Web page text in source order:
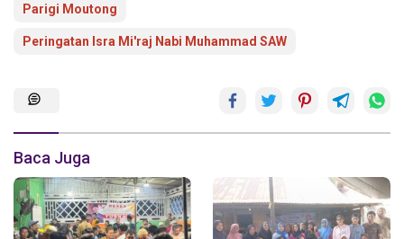
Parigi Moutong
Peringatan Isra Mi'raj Nabi Muhammad SAW
Baca Juga